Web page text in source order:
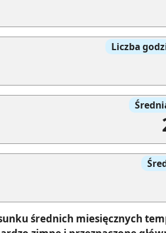
Liczba
średnich miesięcznych